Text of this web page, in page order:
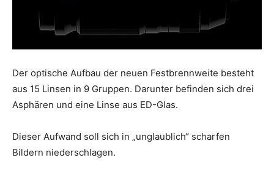
Der optische Aufbau der neuen Festbrennweite besteht
aus 15 Linsen in 9 Gruppen. Darunter befinden sich drei
Asphären und eine Linse aus ED-Glas.
Dieser Aufwand soll sich in „unglaublich“ scharfen
Bildern niederschlagen.